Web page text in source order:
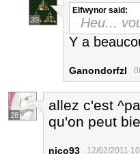
39
Elfwynor said:
Heu...
Y a
Ganondorfzl
28
allez c'est
qu'on peut
nico93 12/02/2011